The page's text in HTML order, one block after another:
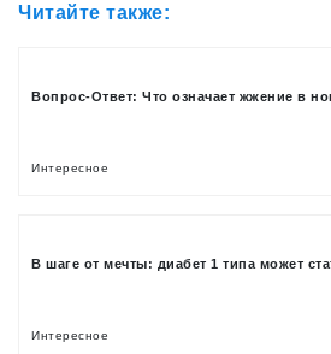
Читайте также:
Вопрос-Ответ: Что означает жжение в
Интересное
В шаге от мечты: диабет 1 типа может
Интересное